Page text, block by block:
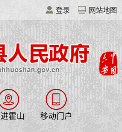
登录 网站地图
霍山 移动门户